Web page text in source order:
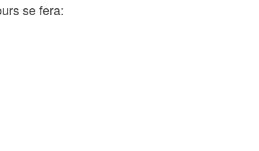
se fera: